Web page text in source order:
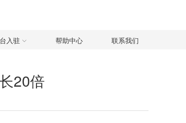
入驻 帮助中心 联系我们
20倍